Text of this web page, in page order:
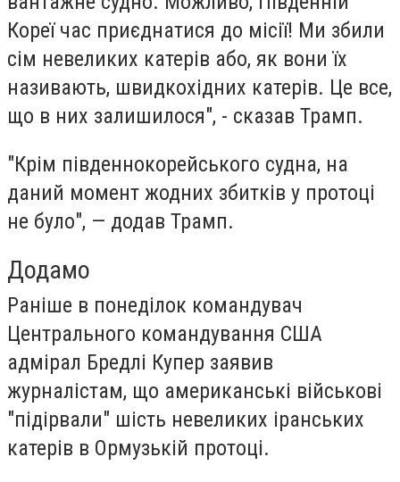
Кореї час приєднатися до місії! Ми збили
сім невеликих катерів або, як вони їх
називають, швидкохідних катерів. Це все,
що в них залишилося", - сказав Трамп.
"Крім південнокорейського судна, на
даний момент жодних збитків у протоці
не було", — додав Трамп.
Додамо
Раніше в понеділок командувач
Центрального командування США
адмірал Бредлі Купер заявив
журналістам, що американські військові
"підірвали" шість невеликих іранських
катерів в Ормузькій протоці.